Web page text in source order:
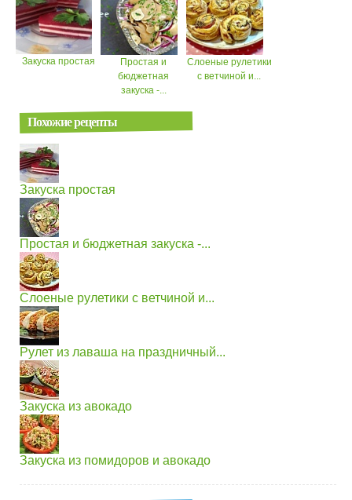
Закуска простая
Простая и
бюджетная
закуска -...
Слоеные рулетики
с ветчиной и...
Похожие рецепты
Закуска простая
Простая и бюджетная закуска -...
Слоеные рулетики с ветчиной и...
Рулет из лаваша на праздничный...
Закуска из авокадо
Закуска из помидоров и авокадо